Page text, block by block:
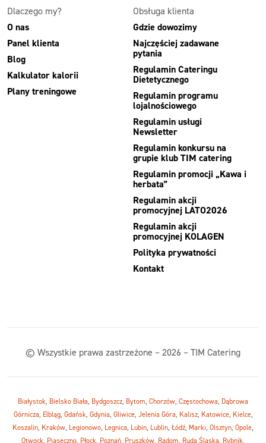
Dlaczego my?
O nas
Panel klienta
Blog
Kalkulator kalorii
Plany treningowe
Obsługa klienta
Gdzie dowozimy
Najczęściej zadawane
pytania
Regulamin Cateringu
Dietetycznego
Regulamin programu
lojalnościowego
Regulamin usługi
Newsletter
Regulamin konkursu na
grupie klub TIM catering
Regulamin promocji „Kawa i
herbata”
Regulamin akcji
promocyjnej LATO2026
Regulamin akcji
promocyjnej KOLAGEN
Polityka prywatności
Kontakt
© Wszystkie prawa zastrzeżone – 2026 – TIM Catering
Białystok, Bielsko Biała, Bydgoszcz, Bytom, Chorzów, Częstochowa, Dąbrowa
Górnicza, Elbląg, Gdańsk, Gdynia, Gliwice, Jelenia Góra, Kalisz, Katowice, Kielce,
Koszalin, Kraków, Legionowo, Legnica, Lubin, Lublin, Łódź, Marki, Olsztyn, Opole,
Otwock, Piaseczno, Płock, Poznań, Pruszków, Radom, Ruda Śląska, Rybnik,